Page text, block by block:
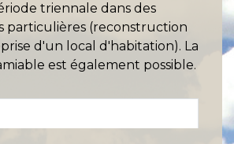
triennale dans des
particulières (reconstruction
d'un local d'habitation). La
est également possible.